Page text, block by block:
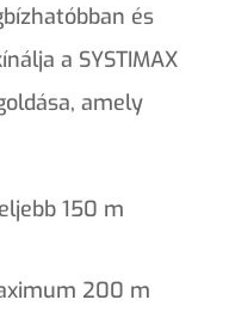
és
a SYSTIMAX
amely
150 m
200 m